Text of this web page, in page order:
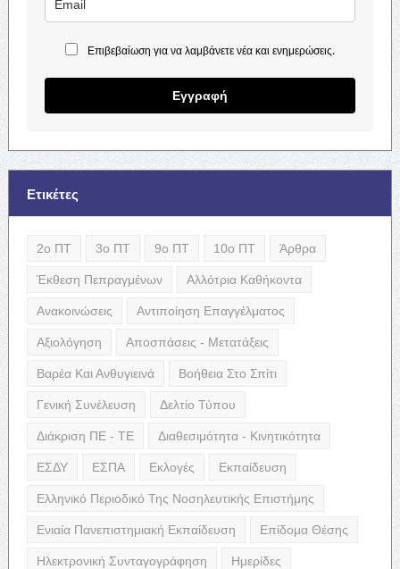
Επιβεβαίωση για να λαμβάνετε νέα και ενημερώσεις.
Εγγραφή
Ετικέτες
2ο ΠΤ 3ο ΠΤ 9ο ΠΤ 10ο ΠΤ Άρθρα
Έκθεση Πεπραγμένων Αλλότρια Καθήκοντα
Ανακοινώσεις Αντιποίηση Επαγγέλματος
Αξιολόγηση Αποσπάσεις - Μετατάξεις
Βαρέα Και Ανθυγιεινά Βοήθεια Στο Σπίτι
Γενική Συνέλευση Δελτίο Τύπου
Διάκριση ΠΕ - ΤΕ Διαθεσιμότητα - Κινητικότητα
ΕΣΔΥ ΕΣΠΑ Εκλογές Εκπαίδευση
Ελληνικό Περιοδικό Της Νοσηλευτικής Επιστήμης
Ενιαία Πανεπιστημιακή Εκπαίδευση Επίδομα Θέσης
Ηλεκτρονική Συνταγογράφηση Ημερίδες